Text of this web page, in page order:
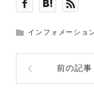
インフォメーショ
前の記事